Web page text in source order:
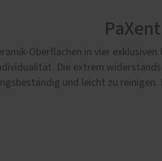
Oberflächen in vier
Die extrem
und leicht zu reinigen.